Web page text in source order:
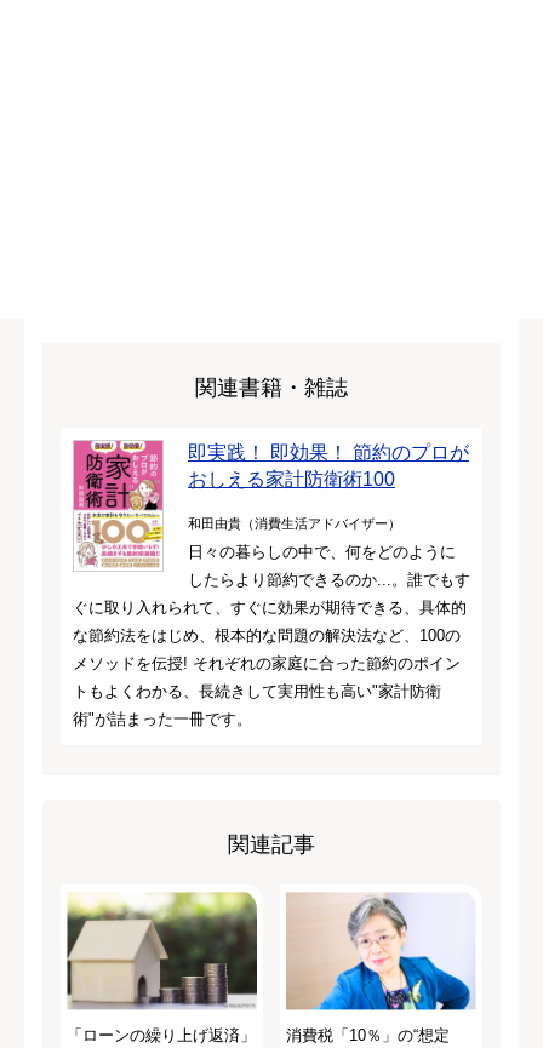
関連書籍・雑誌
即実践！ 即効果！ 節約のプロが
おしえる家計防衛術100
和田由貴（消費生活アドバイザー）
日々の暮らしの中で、何をどのように
したらより節約できるのか...。誰でもす
ぐに取り入れられて、すぐに効果が期待できる、具体的
な節約法をはじめ、根本的な問題の解決法など、100の
メソッドを伝授! それぞれの家庭に合った節約のポイン
トもよくわかる、長続きして実用性も高い"家計防衛
術"が詰まった一冊です。
関連記事
「ローンの繰り上げ返済」
消費税「10％」の“想定